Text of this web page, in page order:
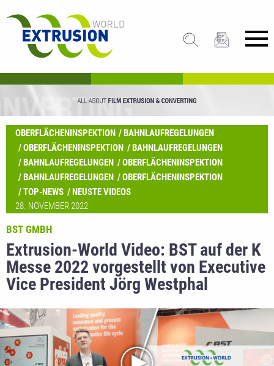
OBERFLÄCHENINSPEKTION
BAHNLAUFREGELUNGEN
OBERFLÄCHENINSPEKTION BAHNLAUFREGELUNGEN
BAHNLAUFREGELUNGEN OBERFLÄCHENINSPEKTION
BAHNLAUFREGELUNGEN OBERFLÄCHENINSPEKTION
TOP-NEWS NEUSTE VIDEOS
28. NOVEMBER 2022
Extrusion-World Video: BST auf der K
Messe 2022 vorgestellt von Executive
Vice President Jörg Westphal
BST GMBH